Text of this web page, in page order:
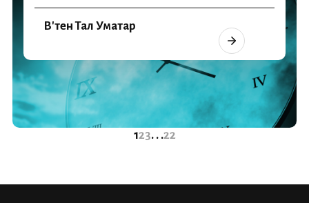
В'тен Тал Уматар
123. . .22